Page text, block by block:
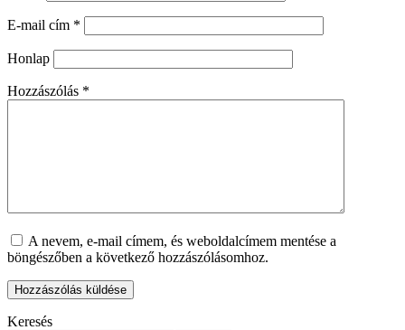
E-mail cím *
Honlap
Hozzászólás *
A nevem, e-mail címem, és weboldalcímem mentése a
böngészőben a következő hozzászólásomhoz.
Keresés